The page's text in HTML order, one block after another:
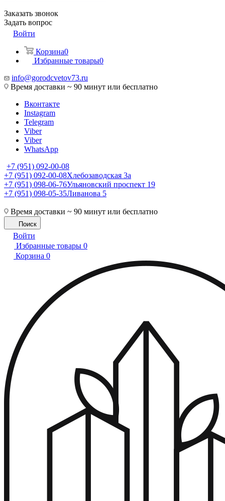
Заказать звонок
Задать вопрос
Войти
Корзина0
Избранные товары0
info@gorodcvetov73.ru
Время доставки ~ 90 минут или бесплатно
Вконтакте
Instagram
Telegram
Viber
Viber
WhatsApp
+7 (951) 092-00-08
+7 (951) 092-00-08Хлебозаводская 3а
+7 (951) 098-06-76Ульяновский проспект 19
+7 (951) 098-05-35Ливанова 5
Время доставки ~ 90 минут или бесплатно
Поиск
Войти
Избранные товары 0
Корзина 0